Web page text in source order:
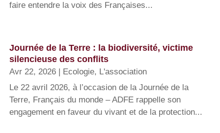
faire entendre la voix des Françaises...
Journée de la Terre : la biodiversité, victime
silencieuse des conflits
Avr 22, 2026 Ecologie, L'association
Le 22 avril 2026, à l’occasion de la Journée de la
Terre, Français du monde – ADFE rappelle son
engagement en faveur du vivant et de la protection...